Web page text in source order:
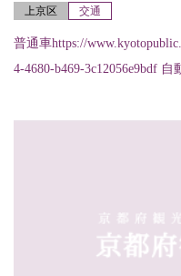
上京区 交通
普通車https://
4-4680-b469-3c12056e9bdf 自